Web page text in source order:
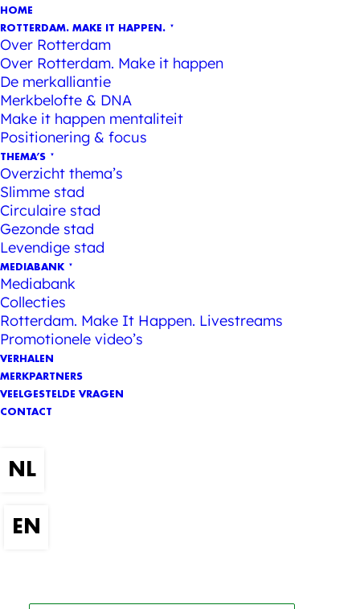
HOME
ROTTERDAM. MAKE IT HAPPEN.
Over Rotterdam
Over Rotterdam. Make it happen
De merkalliantie
Merkbelofte & DNA
Make it happen mentaliteit
Positionering & focus
THEMA’S
Overzicht thema’s
Slimme stad
Circulaire stad
Gezonde stad
Levendige stad
MEDIABANK
Mediabank
Collecties
Rotterdam. Make It Happen. Livestreams
Promotionele video’s
VERHALEN
MERKPARTNERS
VEELGESTELDE VRAGEN
CONTACT